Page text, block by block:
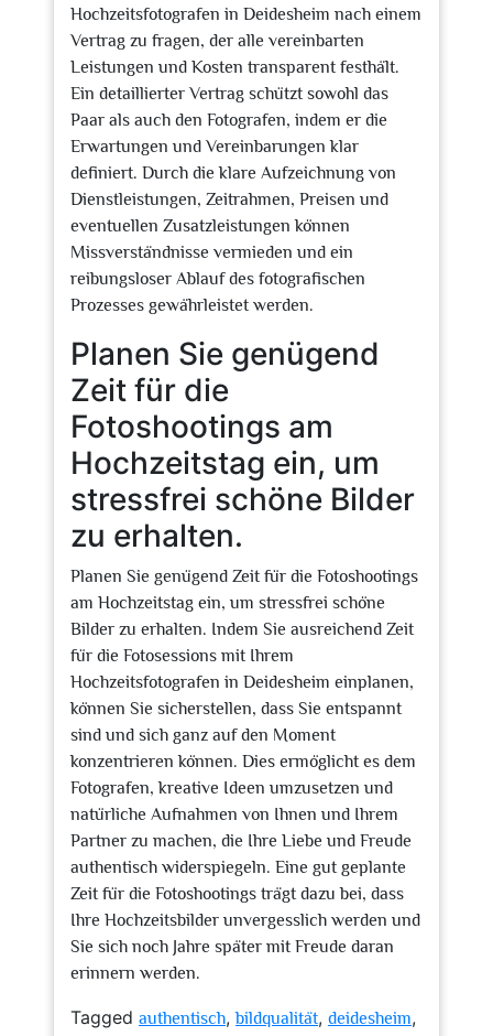
Hochzeitsfotografen in Deidesheim nach einem
Vertrag zu fragen, der alle vereinbarten
Leistungen und Kosten transparent festhält.
Ein detaillierter Vertrag schützt sowohl das
Paar als auch den Fotografen, indem er die
Erwartungen und Vereinbarungen klar
definiert. Durch die klare Aufzeichnung von
Dienstleistungen, Zeitrahmen, Preisen und
eventuellen Zusatzleistungen können
Missverständnisse vermieden und ein
reibungsloser Ablauf des fotografischen
Prozesses gewährleistet werden.
Planen Sie genügend
Zeit für die
Fotoshootings am
Hochzeitstag ein, um
stressfrei schöne Bilder
zu erhalten.
Planen Sie genügend Zeit für die Fotoshootings
am Hochzeitstag ein, um stressfrei schöne
Bilder zu erhalten. Indem Sie ausreichend Zeit
für die Fotosessions mit Ihrem
Hochzeitsfotografen in Deidesheim einplanen,
können Sie sicherstellen, dass Sie entspannt
sind und sich ganz auf den Moment
konzentrieren können. Dies ermöglicht es dem
Fotografen, kreative Ideen umzusetzen und
natürliche Aufnahmen von Ihnen und Ihrem
Partner zu machen, die Ihre Liebe und Freude
authentisch widerspiegeln. Eine gut geplante
Zeit für die Fotoshootings trägt dazu bei, dass
Ihre Hochzeitsbilder unvergesslich werden und
Sie sich noch Jahre später mit Freude daran
erinnern werden.
Tagged authentisch,bildqualität, deidesheim,